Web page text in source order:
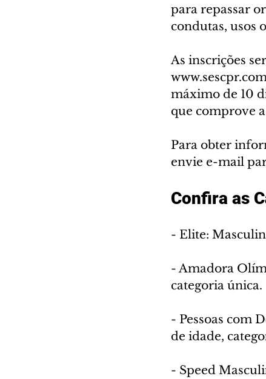
para repassar
condutas, usos
As inscrições
máximo de 10
que comprove
Para obter
envie e-mail
Confira as
- Elite:
- Amadora
categoria única.
- Pessoas com
de idade,
- Speed